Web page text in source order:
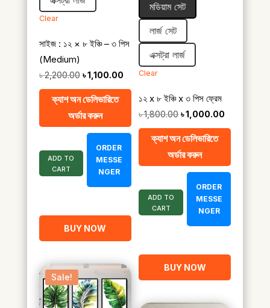
Clear
সাইজ : ১২ × ৮ ইঞ্চি – ৩ পিস
(Medium)
৳2,200.00 Original
price
was:
৳ 2,200.00.
৳1,100.00Current
price
৳ 1,100.00.
ক্যাশ অন ডেলিভারিতে
অর্ডার করুন
ADD TO
CART
ORDER
MESSE
NGER
BUY NOW
মডিয়াম সেট
লার্জ সেট
এক্সট্রা লার্জ
Clear
১২ x ৮ ইঞ্চি x ৩ পিস ফ্রেম
৳1,800.00 Original
price
was:
৳ 1,800.00.
৳1,000.00
price
ক্যাশ অন ডেলিভারিতে
অর্ডার করুন
ADD TO
CART
ORDER
MESSE
NGER
BUY NOW
Sale!